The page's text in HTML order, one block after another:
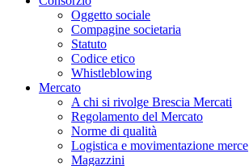
Oggetto sociale
Compagine societaria
Statuto
Codice etico
Whistleblowing
Mercato
A chi si rivolge Brescia Mercati
Regolamento del Mercato
Norme di qualità
Logistica e movimentazione merce
Magazzini